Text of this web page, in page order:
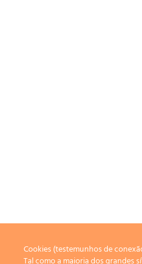
Cookies (testemunhos de